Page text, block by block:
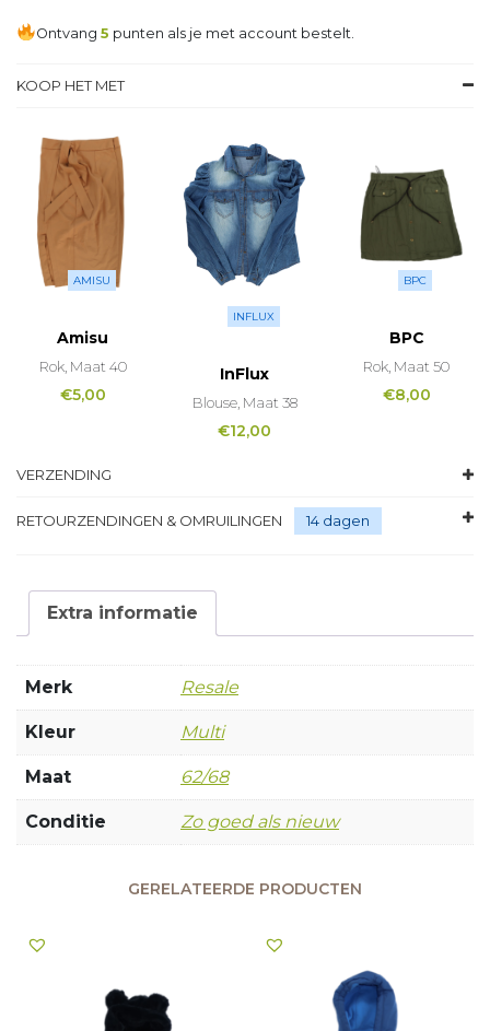
Ontvang5 punten als je met account bestelt.
KOOP HET MET
AMISU
Amisu
Rok, Maat 40
€5,00
INFLUX
InFlux
Blouse, Maat 38
€12,00
BPC
BPC
Rok, Maat 50
€8,00
VERZENDING
RETOURZENDINGEN & OMRUILINGEN 14 dagen
Extra informatie
Merk Resale
Kleur Multi
Maat 62/68
Conditie Zo goed als nieuw
GERELATEERDE PRODUCTEN